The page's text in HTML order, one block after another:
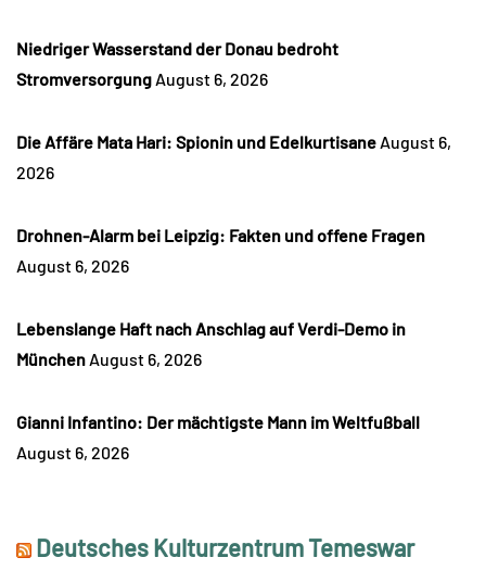
Niedriger Wasserstand der Donau bedroht
Stromversorgung August 6, 2026
Die Affäre Mata Hari: Spionin und Edelkurtisane August 6,
2026
Drohnen-Alarm bei Leipzig: Fakten und offene Fragen
August 6, 2026
Lebenslange Haft nach Anschlag auf Verdi-Demo in
München August 6, 2026
Gianni Infantino: Der mächtigste Mann im Weltfußball
August 6, 2026
Deutsches Kulturzentrum Temeswar